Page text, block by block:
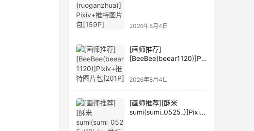
2026年8月4日
[画师推荐]
[BeeBee(beear1120)]Pix
2026年8月4日
[画师推荐][酥米
sumi(sumi_0525_)]Pixiv